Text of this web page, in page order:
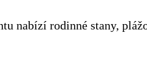
nabízí rodinné stany,